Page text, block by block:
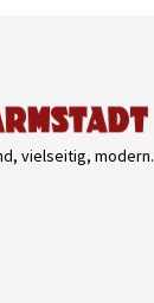
vielseitig, modern.